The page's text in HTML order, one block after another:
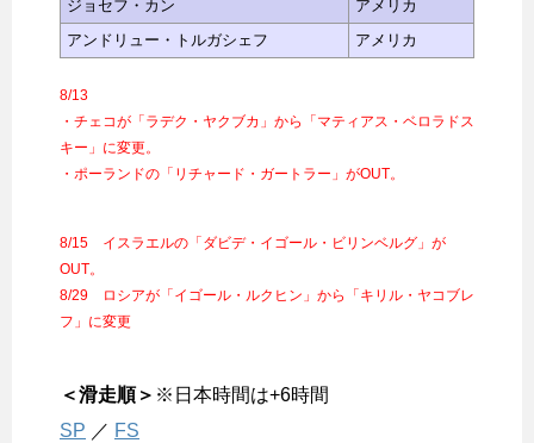
ジョセフ・カン
アメリカ
アンドリュー・トルガシェフ
アメリカ
8/13
・チェコが「ラデク・ヤクブカ」から「マティアス・ベロラドス
キー」に変更。
・ポーランドの「リチャード・ガートラー」がOUT。
8/15 イスラエルの「ダビデ・イゴール・ビリンベルグ」が
OUT。
8/29 ロシアが「イゴール・ルクヒン」から「キリル・ヤコブレ
フ」に変更
＜滑走順＞ ※日本時間は+6時間
SP ／ FS